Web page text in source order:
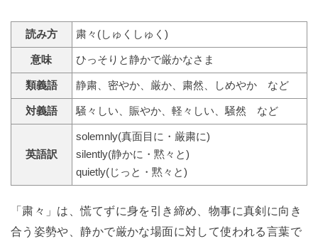
読み方 粛々(しゅくしゅく)
意味 ひっそりと静かで厳かなさま
類義語 静粛、密やか、厳か、粛然、しめやか など
対義語 騒々しい、賑やか、軽々しい、騒然 など
英語訳
solemnly(真面目に・厳粛に)
silently(静かに・黙々と)
quietly(じっと・黙々と)
「粛々」は、慌てずに身を引き締め、物事に真剣に向き
合う姿勢や、静かで厳かな場面に対して使われる言葉で